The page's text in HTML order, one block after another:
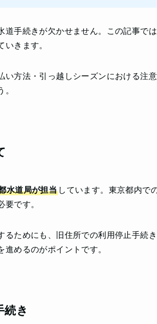
道手続きが欠かせません。この記事で
きます。
い方法・引っ越しシーズンにおける注
水道局が担当 しています。東京都内で
です。
るためにも、旧住所での利用停止手続
めるのがポイントです。
続き